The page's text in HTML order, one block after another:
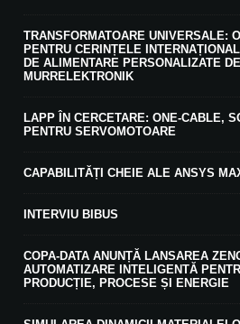
TRANSFORMATOARE UNIVERSALE:
PENTRU CERINȚELE
DE ALIMENTARE PERSONALIZATE
MURRELEKTRONIK
LAPP ÎN CERCETARE: ONE-CABLE,
PENTRU SERVOMOTOARE
CAPABILITĂȚI CHEIE ALE ANSYS
INTERVIU BIBUS
COPA-DATA ANUNȚĂ LANSAREA
AUTOMATIZARE INTELIGENTĂ
PRODUCȚIE, PROCESE ȘI ENERGIE